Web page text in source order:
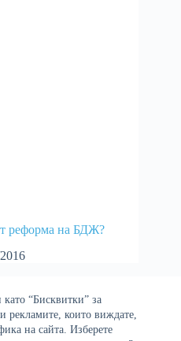
“Бисквитки” за
рекламите, които виждате,
на сайта. Изберете
реформа на БДЖ?